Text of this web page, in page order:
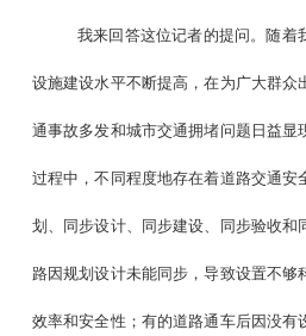
我来回答这位记者的提问。随着
设施建设水平不断提高，在为广大群众
通事故多发和城市交通拥堵问题日益显
过程中，不同程度地存在着道路交通安
划、同步设计、同步建设、同步验收和
路因规划设计未能同步，导致设置不够
效率和安全性；有的道路通车后因没有